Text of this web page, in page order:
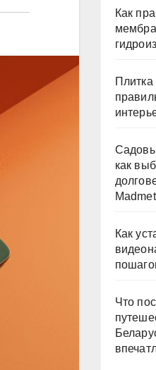
Как
Плитка
как
Как
Что